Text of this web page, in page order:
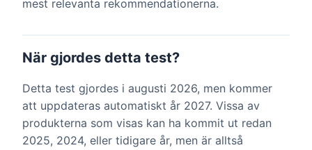
mest relevanta rekommendationerna.
När gjordes detta test?
Detta test gjordes i augusti 2026, men kommer
att uppdateras automatiskt år 2027. Vissa av
produkterna som visas kan ha kommit ut redan
2025, 2024, eller tidigare år, men är alltså